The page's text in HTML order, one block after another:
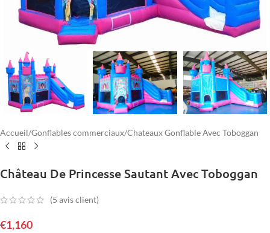
Accueil/Gonflables commerciaux/Chateaux Gonflable Avec Toboggan
Château De Princesse Sautant Avec Toboggan
(5 avis client)
€1,160